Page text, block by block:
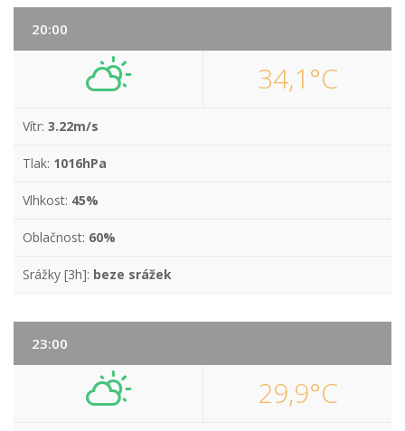
20:00
34,1°C
Vítr: 3.22m/s
Tlak: 1016hPa
Vlhkost: 45%
Oblačnost: 60%
Srážky [3h]: beze srážek
23:00
29,9°C